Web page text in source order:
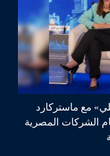
مع ماستركارد
الشركات المصرية